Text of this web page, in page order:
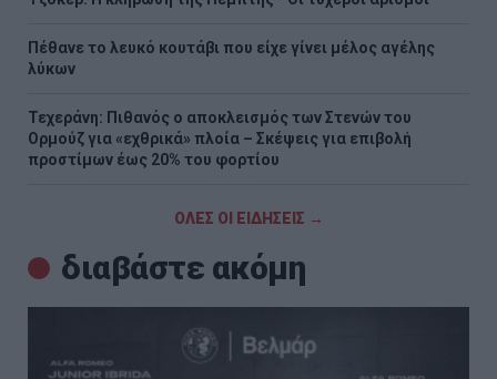
Πέθανε το λευκό κουτάβι που είχε γίνει μέλος αγέλης
λύκων
Τεχεράνη: Πιθανός ο αποκλεισμός των Στενών του
Ορμούζ για «εχθρικά» πλοία – Σκέψεις για επιβολή
προστίμων έως 20% του φορτίου
ΟΛΕΣ ΟΙ ΕΙΔΗΣΕΙΣ →
διαβάστε ακόμη